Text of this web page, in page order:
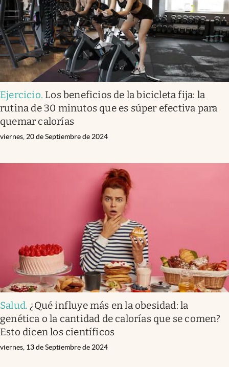
Ejercicio. Los beneficios de la bicicleta fija: la
rutina de 30 minutos que es súper efectiva para
quemar calorías
viernes, 20 de Septiembre de 2024
Salud. ¿Qué influye más en la obesidad: la
genética o la cantidad de calorías que se comen?
Esto dicen los científicos
viernes, 13 de Septiembre de 2024